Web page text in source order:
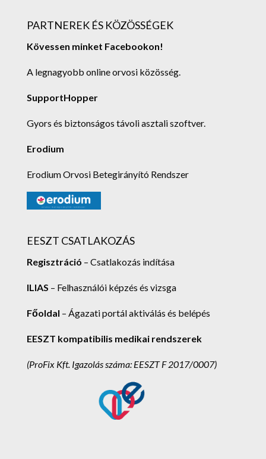
PARTNEREK ÉS KÖZÖSSÉGEK
Kövessen minket Facebookon!
A legnagyobb online orvosi közösség.
SupportHopper
Gyors és biztonságos távoli asztali szoftver.
Erodium
Erodium Orvosi Betegirányító Rendszer
EESZT CSATLAKOZÁS
Regisztráció – Csatlakozás indítása
ILIAS – Felhasználói képzés és vizsga
Főoldal – Ágazati portál aktiválás és belépés
EESZT kompatibilis medikai rendszerek
(ProFix Kft. Igazolás száma: EESZT F 2017/0007)